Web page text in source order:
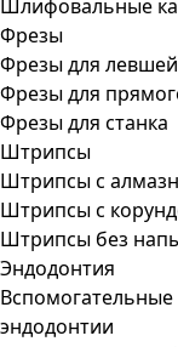
Шлифовальные
Фрезы
Фрезы для левшей
Фрезы для
Фрезы для станка
Штрипсы
Штрипсы c
Штрипсы c
Штрипсы без
Эндодонтия
эндодонтии